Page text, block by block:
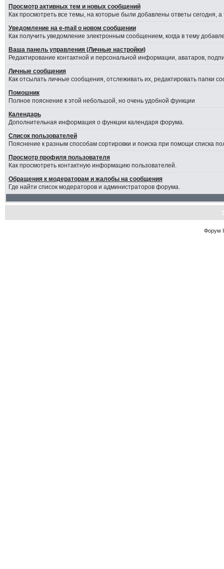
Просмотр активных тем и новых сообщений
Как просмотреть все темы, на которые были добавлены ответы сегодня,
Уведомление на е-mail о новом сообщении
Как получить уведомление электронным сообщением, когда в тему
Ваша панель управления (Личные настройки)
Редактирование контактной и персональной информации, аватаров,
Личные сообщения
Как отсылать личные сообщения, отслеживать их, редактировать папки
Помошник
Полное пояснение к этой небольшой, но очень удобной функции
Календарь
Дополнительная информация о функции календаря форума.
Список пользователей
Пояснение к разным способам сортировки и поиска при помощи списка
Просмотр профиля пользователя
Как просмотреть контактную информацию пользователей.
Обращения к модераторам и жалобы на сообщения
Где найти список модераторов и администраторов форума.
Форум